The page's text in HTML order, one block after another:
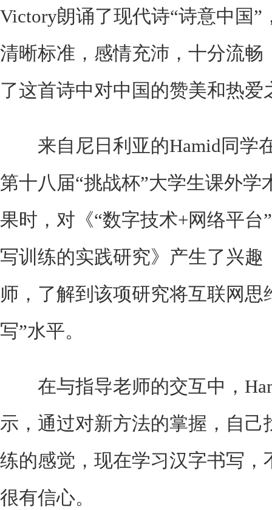
Victory朗诵了现代诗“诗意中国
清晰标准，感情充沛，十分流畅
了这首诗中对中国的赞美和热爱
来自尼日利亚的Hamid同学
第十八届“挑战杯”大学生课外学
果时，对《“数字技术+网络平
写训练的实践研究》产生了兴趣
师，了解到该项研究将互联网思
写”水平。
在与指导老师的交互中，
示，通过对新方法的掌握，自己
练的感觉，现在学习汉字书写，
很有信心。